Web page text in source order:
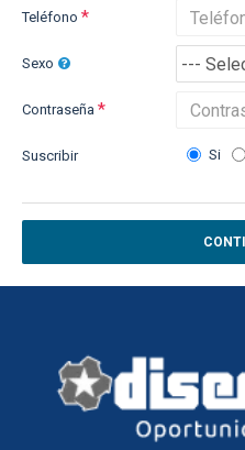
Teléfono
Sexo
Contraseña
Suscribir Si